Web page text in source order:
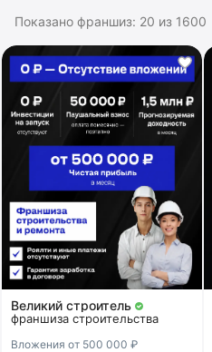
Показано франшиз: 20 из 1600
Великий строитель
франшиза строительства
Вложения от 500 000 ₽